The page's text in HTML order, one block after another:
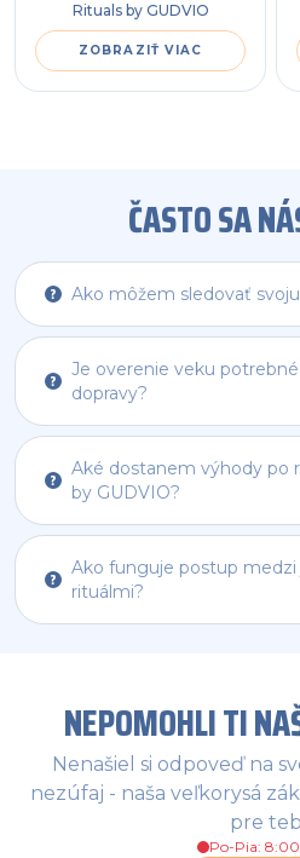
Rituals by GUDVIO
ZOBRAZIŤ VIAC
ČASTO SA
Ako môžem sledovať
Je overenie veku
dopravy?
Aké dostanem výhody po
by GUDVIO?
Ako funguje postup
rituálmi?
NEPOMOHLI TI
Nenašiel si odpoveď na
nezúfaj - naša veľkorysá
pre
Po-Pia: